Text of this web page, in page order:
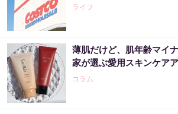
ライフ
薄肌だけど、肌年齢マイ
家が選ぶ愛用スキンケア
コラム